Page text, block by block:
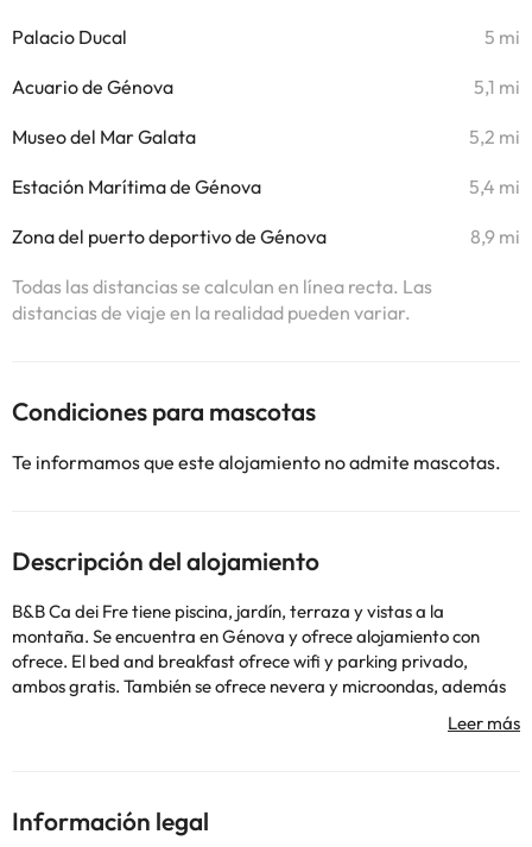
Palacio Ducal 5 mi
Acuario de Génova 5,1 mi
Museo del Mar Galata 5,2 mi
Estación Marítima de Génova 5,4 mi
Zona del puerto deportivo de Génova 8,9 mi
Todas las distancias se calculan en línea recta. Las
distancias de viaje en la realidad pueden variar.
Condiciones para mascotas
Te informamos que este alojamiento no admite mascotas.
Descripción del alojamiento
B&B Ca dei Fre tiene piscina, jardín, terraza y vistas a la
montaña. Se encuentra en Génova y ofrece alojamiento con
ofrece. El bed and breakfast ofrece wifi y parking privado,
ambos gratis. También se ofrece nevera y microondas, además
Aquarium of Genoa está a 14 km. El aeropuerto más cercano
Información legal